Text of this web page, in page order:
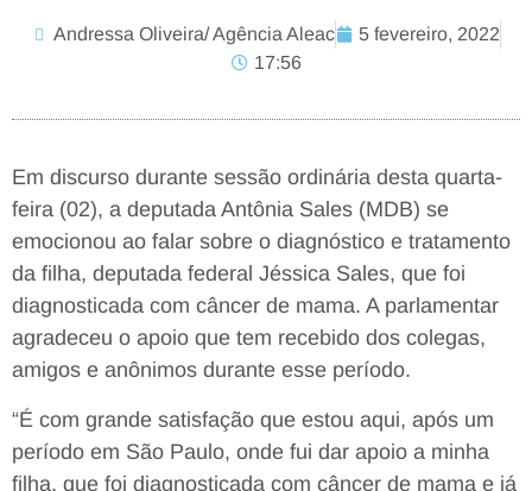
Andressa Oliveira/ Agência Aleac
5 fevereiro, 2022
17:56
Em discurso durante sessão ordinária desta quarta-
feira (02), a deputada Antônia Sales (MDB) se
emocionou ao falar sobre o diagnóstico e tratamento
da filha, deputada federal Jéssica Sales, que foi
diagnosticada com câncer de mama. A parlamentar
agradeceu o apoio que tem recebido dos colegas,
amigos e anônimos durante esse período.
“É com grande satisfação que estou aqui, após um
período em São Paulo, onde fui dar apoio a minha
filha, que foi diagnosticada com câncer de mama e já